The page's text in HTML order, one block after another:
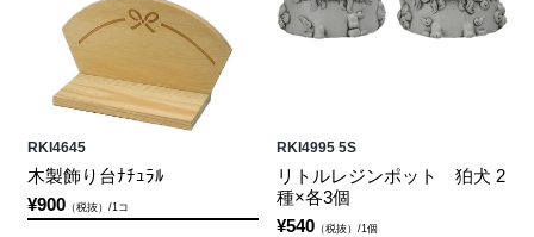
RKI4645
木製飾り台ﾅﾁｭﾗﾙ
¥900（税抜）/1コ
RKI4995 5S
リトルレジンポット 狛犬 2
種×各3個
¥540（税抜）/1個